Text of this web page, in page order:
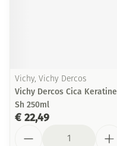
Vichy, Vichy Dercos
Vichy Dercos Cica Keratine
Sh 250ml
€ 22,49